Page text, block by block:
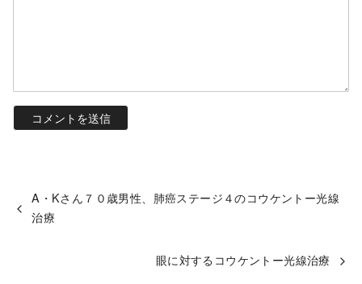
A・Kさん７０歳男性、肺癌ステージ４のコウケントー光線
治療
眼に対するコウケントー光線治療